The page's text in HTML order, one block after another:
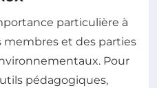
particulière à
membres et des parties
Pour
pédagogiques,